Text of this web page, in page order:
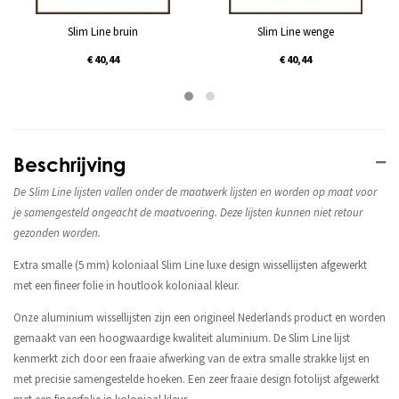
Beschrijving
De Slim Line lijsten vallen onder de maatwerk lijsten en worden op maat voor
je samengesteld ongeacht de maatvoering. Deze lijsten kunnen niet retour
gezonden worden.
Extra smalle (5 mm) koloniaal Slim Line luxe design wissellijsten afgewerkt
met een fineer folie in houtlook koloniaal kleur.
Onze aluminium wissellijsten zijn een origineel Nederlands product en worden
gemaakt van een hoogwaardige kwaliteit aluminium. De Slim Line lijst
kenmerkt zich door een fraaie afwerking van de extra smalle strakke lijst en
met precisie samengestelde hoeken. Een zeer fraaie design fotolijst afgewerkt
Slim Line bruin
€ 40,44
Slim Line wenge
€ 40,44